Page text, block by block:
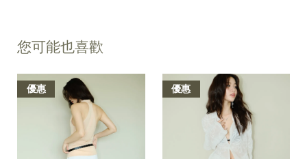
您可能也喜歡
優惠 優惠